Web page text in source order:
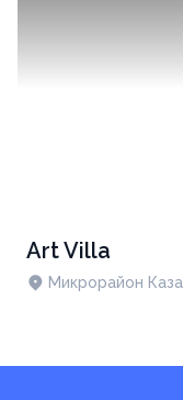
Art Villa
Микрорайон